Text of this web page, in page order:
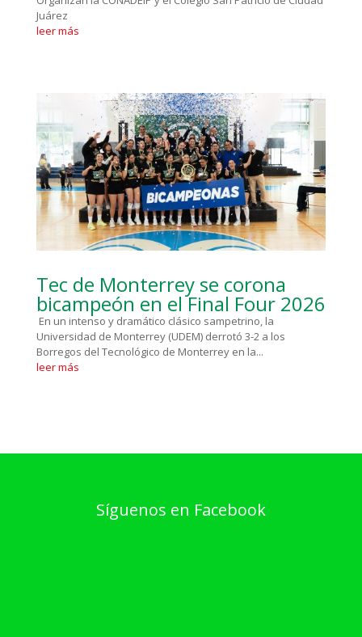
Juárez
leer más
Tec de Monterrey se corona
bicampeón en el Final Four 2026
En un intenso y dramático clásico sampetrino, la
Universidad de Monterrey (UDEM) derrotó 3-2 a los
Borregos del Tecnológico de Monterrey en la...
leer más
Síguenos en Facebook